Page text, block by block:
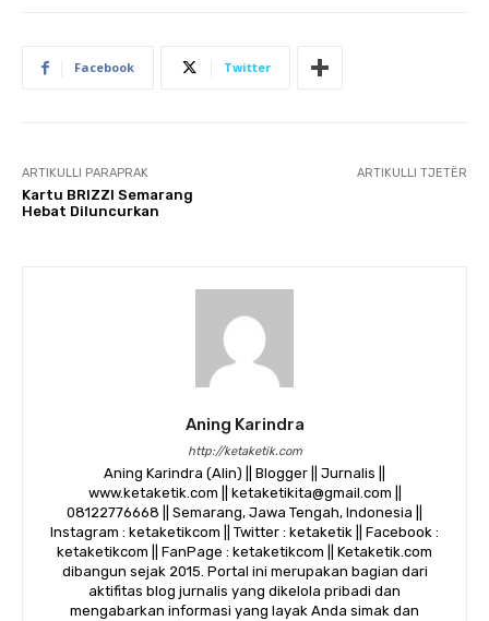
Facebook Twitter
ARTIKULLI PARAPRAK
Kartu BRIZZI Semarang
Hebat Diluncurkan
ARTIKULLI TJETËR
Aning Karindra
http://ketaketik.com
Aning Karindra (Alin) || Blogger || Jurnalis ||
www.ketaketik.com || ketaketikita@gmail.com ||
08122776668 || Semarang, Jawa Tengah, Indonesia ||
Instagram : ketaketikcom || Twitter : ketaketik || Facebook :
ketaketikcom || FanPage : ketaketikcom || Ketaketik.com
dibangun sejak 2015. Portal ini merupakan bagian dari
aktifitas blog jurnalis yang dikelola pribadi dan
mengabarkan informasi yang layak Anda simak dan